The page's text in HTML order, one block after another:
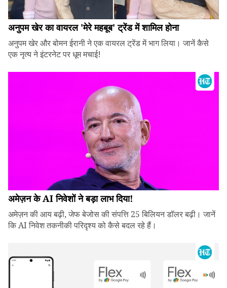
अनुपम खेर का वायरल 'मेरे महबूब' ट्रेंड में शामिल होना
अनुपम खेर और बोमन ईरानी ने एक वायरल ट्रेंड में भाग लिया। जानें कैसे
एक नृत्य ने इंटरनेट पर धूम मचाई!
अमेज़न के AI निवेशों ने बड़ा लाभ दिया!
अमेज़न की आय बढ़ी, जेफ बेजोस की संपत्ति 25 बिलियन डॉलर बढ़ी। जानें
कि AI निवेश तकनीकी परिदृश्य को कैसे बदल रहे हैं।